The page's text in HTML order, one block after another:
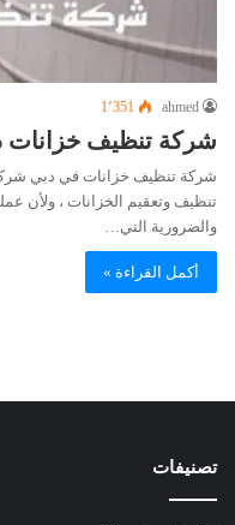
ahmed 1٬351
شركة تنظيف خزانات
شركة تنظيف خزانات في دبي
تنظيف وتعقيم الخزانات ، ولأن
والضرورية التي…
أكمل القراءة »
تصنيفات